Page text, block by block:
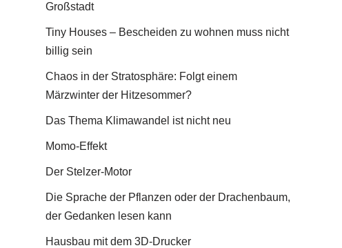
Großstadt
Tiny Houses – Bescheiden zu wohnen muss nicht
billig sein
Chaos in der Stratosphäre: Folgt einem
Märzwinter der Hitzesommer?
Das Thema Klimawandel ist nicht neu
Momo-Effekt
Der Stelzer-Motor
Die Sprache der Pflanzen oder der Drachenbaum,
der Gedanken lesen kann
Hausbau mit dem 3D-Drucker